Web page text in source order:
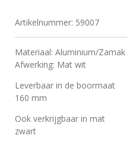
Artikelnummer: 59007
Materiaal: Aluminium/Zamak
Afwerking: Mat wit
Leverbaar in de boormaat
160 mm
Ook verkrijgbaar in mat
zwart